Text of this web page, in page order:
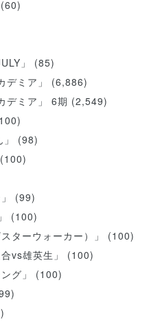
(60)
」
(85)
ミア」
(6,886)
デミア」 6期 (2,549)
(98)
(100)
(99)
(100)
ターウォーカー）」
(100)
vs雄英生」
(100)
グ」
(100)